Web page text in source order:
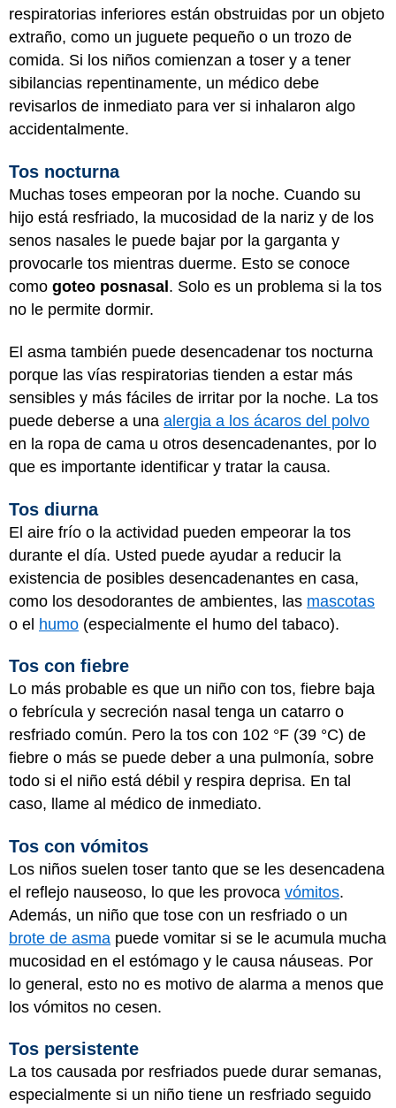
respiratorias inferiores están obstruidas por un objeto
extraño, como un juguete pequeño o un trozo de
comida. Si los niños comienzan a toser y a tener
sibilancias repentinamente, un médico debe
revisarlos de inmediato para ver si inhalaron algo
accidentalmente.
Tos nocturna
Muchas toses empeoran por la noche. Cuando su
hijo está resfriado, la mucosidad de la nariz y de los
senos nasales le puede bajar por la garganta y
provocarle tos mientras duerme. Esto se conoce
como goteo posnasal. Solo es un problema si la tos
no le permite dormir.
El asma también puede desencadenar tos nocturna
porque las vías respiratorias tienden a estar más
sensibles y más fáciles de irritar por la noche. La tos
puede deberse a una alergia a los ácaros del polvo
en la ropa de cama u otros desencadenantes, por lo
que es importante identificar y tratar la causa.
Tos diurna
El aire frío o la actividad pueden empeorar la tos
durante el día. Usted puede ayudar a reducir la
existencia de posibles desencadenantes en casa,
como los desodorantes de ambientes, las mascotas
o el humo (especialmente el humo del tabaco).
Tos con fiebre
Lo más probable es que un niño con tos, fiebre baja
o febrícula y secreción nasal tenga un catarro o
resfriado común. Pero la tos con 102 °F (39 °C) de
fiebre o más se puede deber a una pulmonía, sobre
todo si el niño está débil y respira deprisa. En tal
caso, llame al médico de inmediato.
Tos con vómitos
Los niños suelen toser tanto que se les desencadena
el reflejo nauseoso, lo que les provoca vómitos.
Además, un niño que tose con un resfriado o un
brote de asma puede vomitar si se le acumula mucha
mucosidad en el estómago y le causa náuseas. Por
lo general, esto no es motivo de alarma a menos que
los vómitos no cesen.
Tos persistente
La tos causada por resfriados puede durar semanas,
especialmente si un niño tiene un resfriado seguido